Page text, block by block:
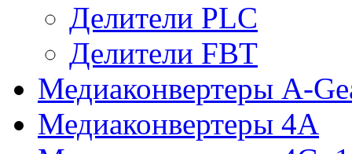
Делители PLC
Делители FBT
Медиаконвертеры A-
Медиаконвертеры 4A